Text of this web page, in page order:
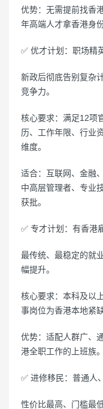
优势：无需提前找香
年高端人才拿香港身
✅ 优才计划：职场精
新政后彻底告别复杂
竞争力。
核心要求：满足12项
历、工作年限、行业
维度。
适合：互联网、金融
中高层管理者、专业
获批。
✅ 专才计划：有香港
最传统、最稳定的就
幅提升。
核心要求：本科及以
事岗位为香港本地紧
优势：适配人群广、
港全职工作的上班族。
✅ 进修移民：普通人
性价比最高、门槛最